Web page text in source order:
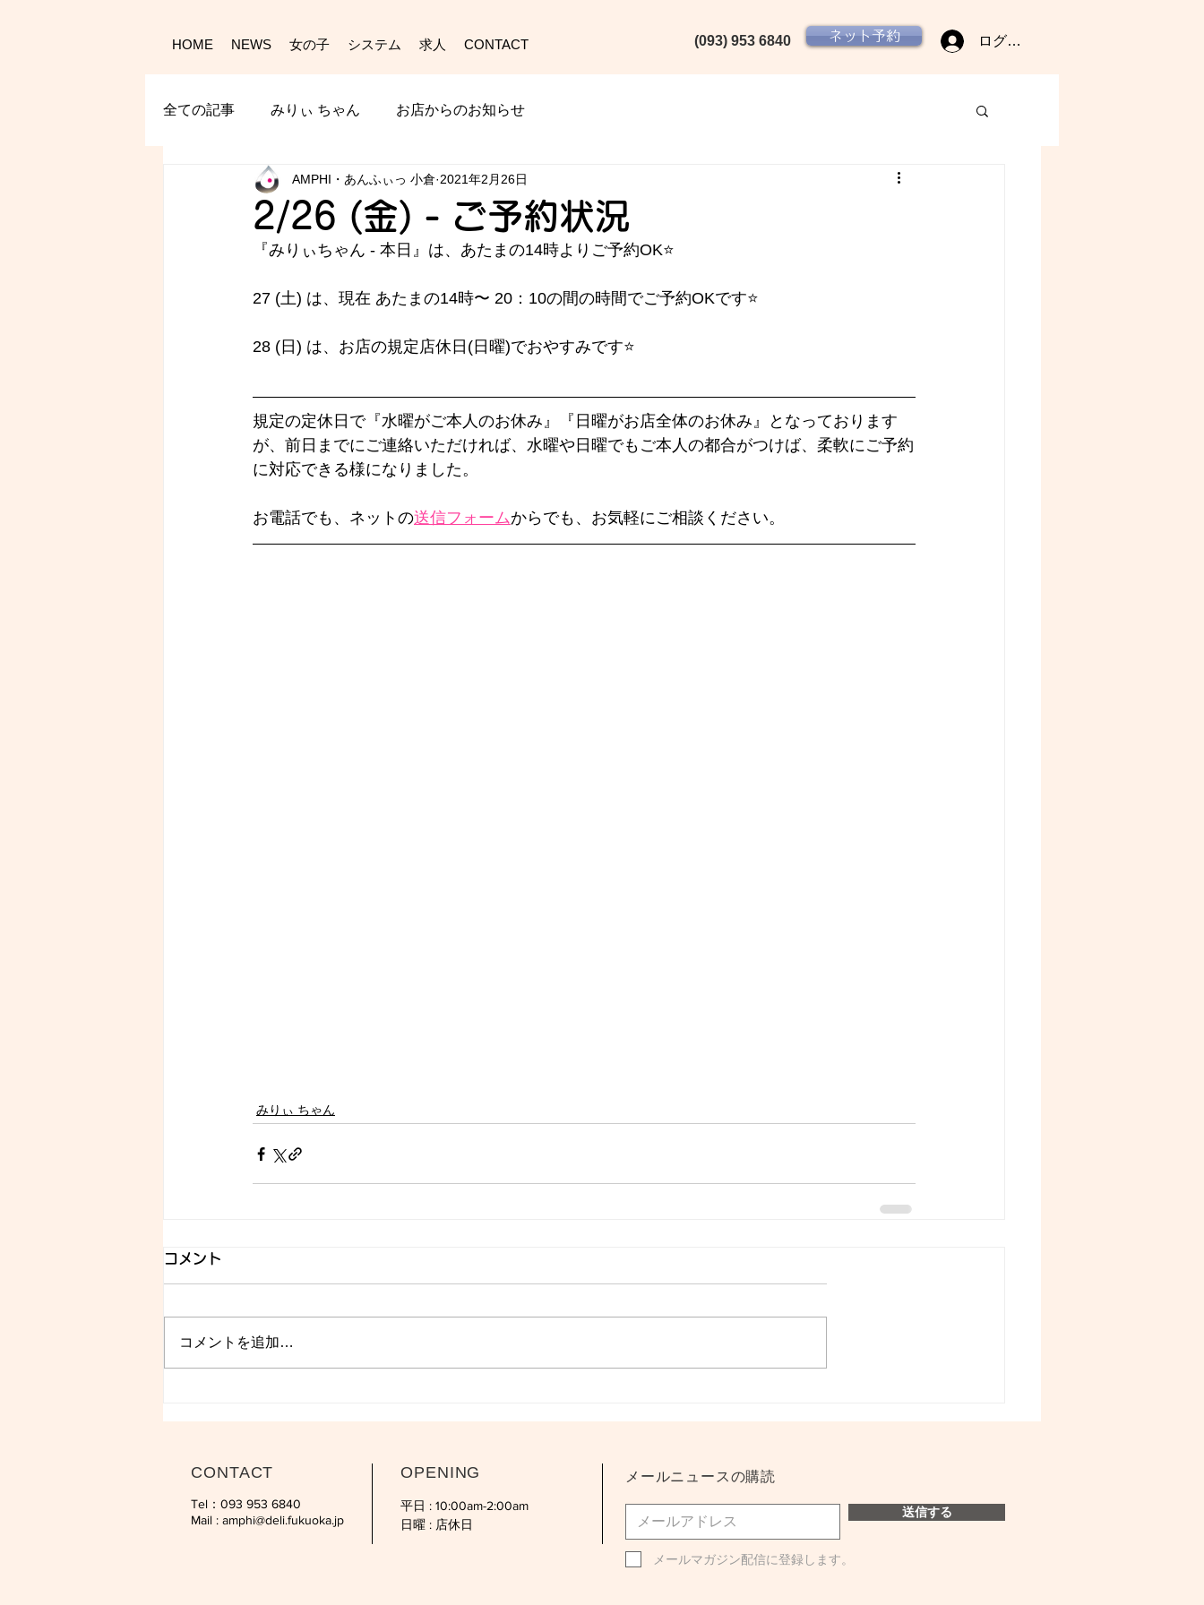
HOME NEWS 女の子 システム 求人 CONTACT (093) 953 6840‬ ネット予約 ログイン
全ての記事 みりぃ ちゃん お店からのお知らせ
2/26 (金) - ご予約状況
AMPHI・あんふぃっ 小倉 2021年2月26日
『みりぃちゃん - 本日』は、あたまの14時よりご予約OK⭐️
27 (土) は、現在 あたまの14時〜 20：10の間の時間でご予約OKです⭐️
28 (日) は、お店の規定店休日(日曜)でおやすみです⭐️
規定の定休日で『水曜がご本人のお休み』『日曜がお店全体のお休み』となっております
が、前日までにご連絡いただければ、水曜や日曜でもご本人の都合がつけば、柔軟にご予約
に対応できる様になりました。
お電話でも、ネットの送信フォームからでも、お気軽にご相談ください。
みりぃ ちゃん
コメント
コメントを追加…
CONTACT
Tel：093 953 6840‬
Mail : amphi@deli.fukuoka.jp
OPENING
平日 : 10:00am-2:00am
日曜 : 店休日
メールニュースの購読
送信する
メールマガジン配信に登録します。